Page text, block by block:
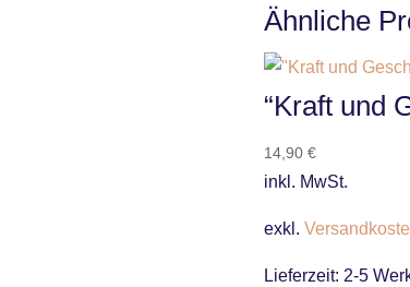
Ähnliche
“Kraft und
14,90 €
inkl. MwSt.
exkl.
Lieferzeit: 2-5